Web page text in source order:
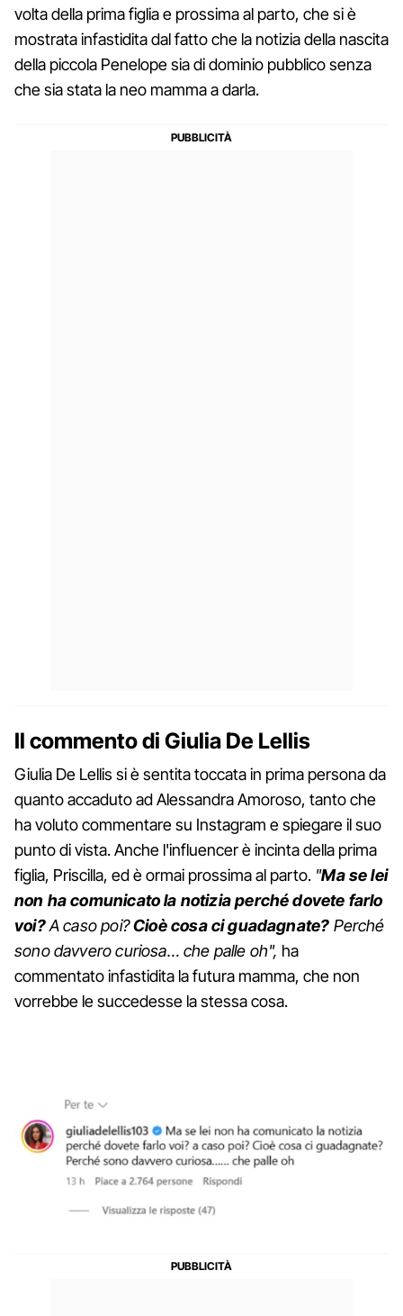
volta della prima figlia e prossima al parto, che si è
mostrata infastidita dal fatto che la notizia della nascita
della piccola Penelope sia di dominio pubblico senza
che sia stata la neo mamma a darla.
Il commento di Giulia De Lellis
Giulia De Lellis si è sentita toccata in prima persona da
quanto accaduto ad Alessandra Amoroso, tanto che
ha voluto commentare su Instagram e spiegare il suo
punto di vista. Anche l'influencer è incinta della prima
figlia, Priscilla, ed è ormai prossima al parto. "Ma se lei
non ha comunicato la notizia perché dovete farlo
voi?A caso poi?Cioè cosa ci guadagnate? Perché
sono davvero curiosa… che palle oh", ha
commentato infastidita la futura mamma, che non
vorrebbe le succedesse la stessa cosa.